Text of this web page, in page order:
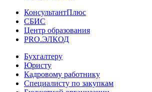
КонсультантПлюс
СБИС
Центр образования
PRO.ЭЛКОД
Бухгалтеру
Юристу
Кадровому работнику
Специалисту по закупкам